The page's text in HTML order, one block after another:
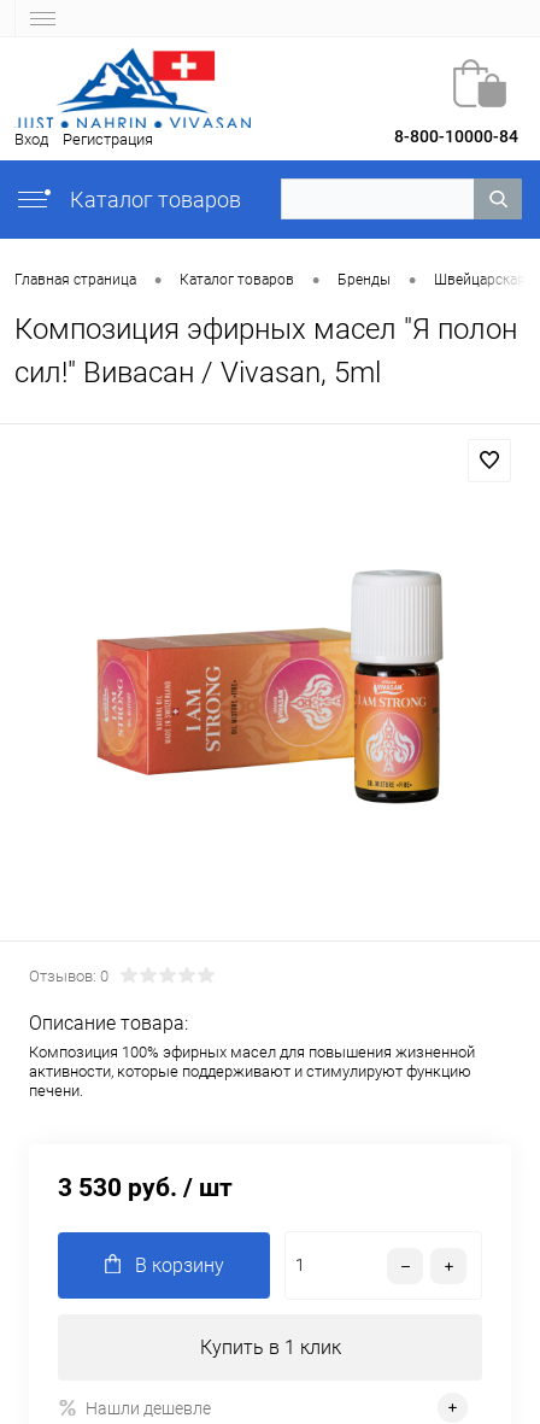
Вход Регистрация 8-800-10000-84
Каталог товаров
Главная страница • Каталог товаров • Бренды • Швейцарская
Композиция эфирных масел "Я полон
сил!" Вивасан / Vivasan, 5ml
Отзывов: 0
Описание товара:
Композиция 100% эфирных масел для повышения жизненной
активности, которые поддерживают и стимулируют функцию
печени.
3 530 руб. / шт
В корзину
Купить в 1 клик
Нашли дешевле